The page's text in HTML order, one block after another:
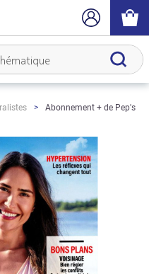
Abonnement + de Pep's